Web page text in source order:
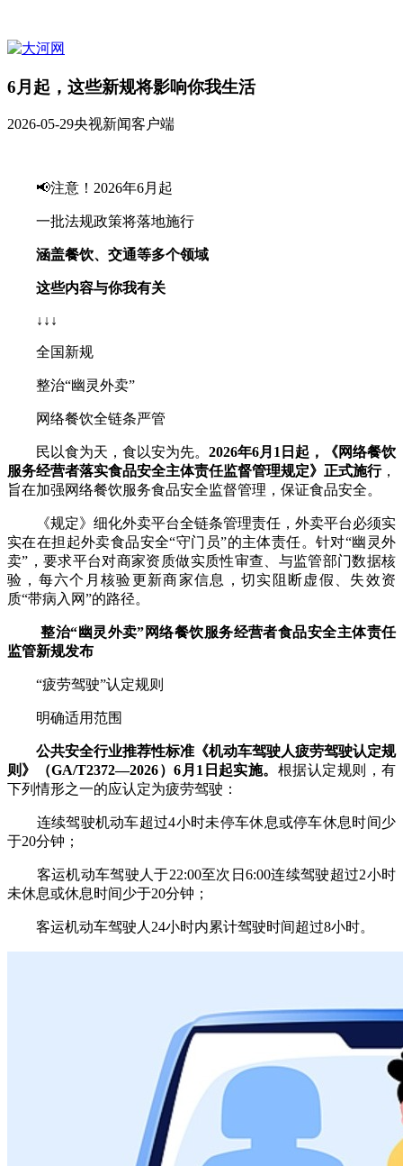
6月起，这些新规将影响你我生活
2026-05-29央视新闻客户端
📢注意！2026年6月起
一批法规政策将落地施行
涵盖餐饮、交通等多个领域
这些内容与你我有关
↓↓↓
全国新规
整治“幽灵外卖”
网络餐饮全链条严管
民以食为天，食以安为先。 2026年6月1日 起，《网络餐饮
服务经营者落实食品安全主体责任监督管理规定》正式施行，
旨在加强网络餐饮服务食品安全监督管理，保证食品安全。
《规定》细化外卖平台全链条管理责任，外卖平台必须实
实在在担起外卖食品安全“守门员”的主体责任。针对“幽灵外
卖”，要求平台对商家资质做实质性审查、与监管部门数据核
验，每六个月核验更新商家信息，切实阻断虚假、失效资
质“带病入网”的路径。
整治“幽灵外卖”网络餐饮服务经营者食品安全主体责任
监管新规发布
“疲劳驾驶”认定规则
明确适用范围
公共安全行业推荐性标准《机动车驾驶人疲劳驾驶认定规
则》（GA/T2372—2026）6月1日起实施。 根据认定规则，有
下列情形之一的应认定为疲劳驾驶：
连续驾驶机动车超过4小时未停车休息或停车休息时间少
于20分钟；
客运机动车驾驶人于22:00至次日6:00连续驾驶超过2小时
未休息或休息时间少于20分钟；
客运机动车驾驶人24小时内累计驾驶时间超过8小时。